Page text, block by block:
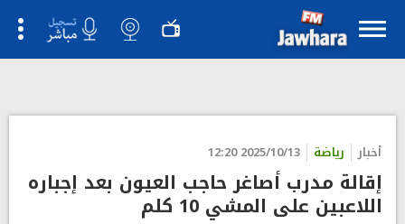
قرّرت الهيئة المديرة للنادي الرياضي لحاجب العيون إقالة مدرب صنف
الأصاغر، وفق ما جاء في بيان نشرته الصفحة الرسمية للفريق على
">
أخبار رياضة 2025/10/13 12:20
إقالة مدرب أصاغر حاجب العيون بعد إجباره
اللاعبين على المشي 10 كلم